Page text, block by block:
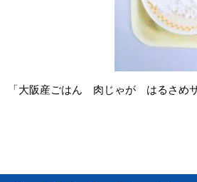
「大阪産ごはん 肉じゃが はるさめ